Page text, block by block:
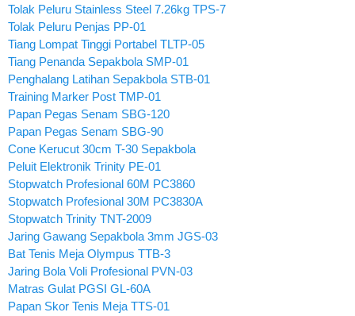
Tolak Peluru Stainless Steel 7.26kg TPS-7
Tolak Peluru Penjas PP-01
Tiang Lompat Tinggi Portabel TLTP-05
Tiang Penanda Sepakbola SMP-01
Penghalang Latihan Sepakbola STB-01
Training Marker Post TMP-01
Papan Pegas Senam SBG-120
Papan Pegas Senam SBG-90
Cone Kerucut 30cm T-30 Sepakbola
Peluit Elektronik Trinity PE-01
Stopwatch Profesional 60M PC3860
Stopwatch Profesional 30M PC3830A
Stopwatch Trinity TNT-2009
Jaring Gawang Sepakbola 3mm JGS-03
Bat Tenis Meja Olympus TTB-3
Jaring Bola Voli Profesional PVN-03
Matras Gulat PGSI GL-60A
Papan Skor Tenis Meja TTS-01